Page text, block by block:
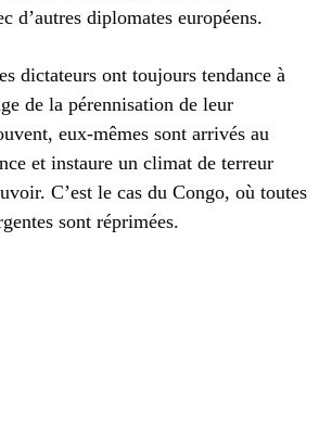
d’autres diplomates européens.
dictateurs ont toujours tendance à
de la pérennisation de leur
eux-mêmes sont arrivés au
et instaure un climat de terreur
C’est le cas du Congo, où toutes
sont réprimées.